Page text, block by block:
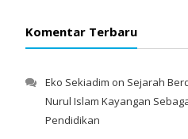
Komentar Terbaru
Eko Sekiadim on Sejarah
Nurul Islam Kayangan
Pendidikan